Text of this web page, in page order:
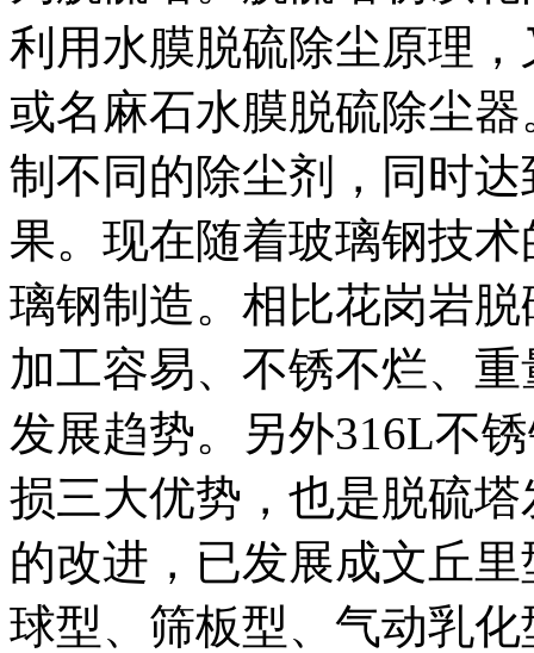
利用水膜脱硫除尘原理
或名麻石水膜脱硫除尘
制不同的除尘剂，同时
果。现在随着玻璃钢技
璃钢制造。相比花岗岩
加工容易、不锈不烂、
发展趋势。另外316L不
损三大优势，也是脱硫
的改进，已发展成文丘
球型、筛板型、气动乳